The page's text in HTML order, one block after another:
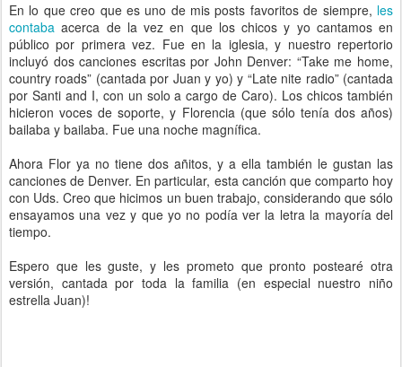
En lo que creo que es uno de mis posts favoritos de siempre, les
contaba acerca de la vez en que los chicos y yo cantamos en
público por primera vez. Fue en la iglesia, y nuestro repertorio
incluyó dos canciones escritas por John Denver: “Take me home,
country roads” (cantada por Juan y yo) y “Late nite radio” (cantada
por Santi and I, con un solo a cargo de Caro). Los chicos también
hicieron voces de soporte, y Florencia (que sólo tenía dos años)
bailaba y bailaba. Fue una noche magnífica.
Ahora Flor ya no tiene dos añitos, y a ella también le gustan las
canciones de Denver. En particular, esta canción que comparto hoy
con Uds. Creo que hicimos un buen trabajo, considerando que sólo
ensayamos una vez y que yo no podía ver la letra la mayoría del
tiempo.
Espero que les guste, y les prometo que pronto postearé otra
versión, cantada por toda la familia (en especial nuestro niño
estrella Juan)!